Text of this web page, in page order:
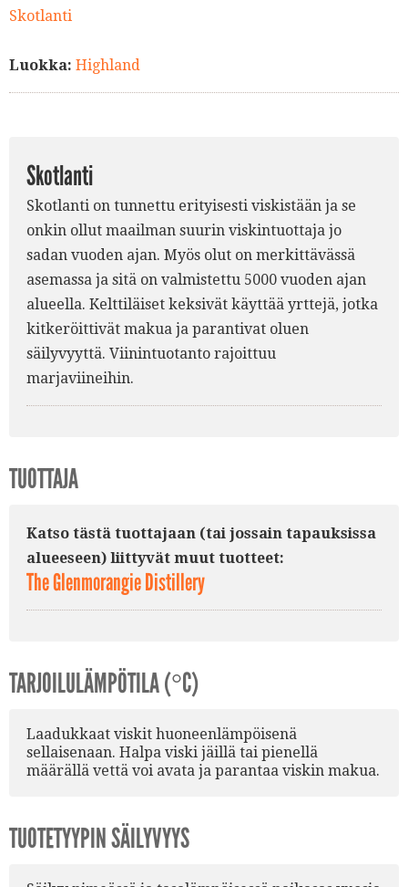
Skotlanti
Luokka: Highland
Skotlanti
Skotlanti on tunnettu erityisesti viskistään ja se
onkin ollut maailman suurin viskintuottaja jo
sadan vuoden ajan. Myös olut on merkittävässä
asemassa ja sitä on valmistettu 5000 vuoden ajan
alueella. Kelttiläiset keksivät käyttää yrttejä, jotka
kitkeröittivät makua ja parantivat oluen
säilyvyyttä. Viinintuotanto rajoittuu
marjaviineihin.
TUOTTAJA
Katso tästä tuottajaan (tai jossain tapauksissa
alueeseen) liittyvät muut tuotteet:
The Glenmorangie Distillery
TARJOILULÄMPÖTILA (°C)
Laadukkaat viskit huoneenlämpöisenä
sellaisenaan. Halpa viski jäillä tai pienellä
määrällä vettä voi avata ja parantaa viskin makua.
TUOTETYYPIN SÄILYVYYS